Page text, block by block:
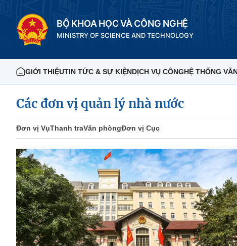
BỘ KHOA HỌC VÀ CÔNG NGHỆ
MINISTRY OF SCIENCE AND TECHNOLOGY
GIỚI THIỆUTIN TỨC & SỰ KIỆNDỊCH VỤ CÔNGHỆ THỐNG
Các đơn vị quản lý nhà nước
Đơn vị VụThanh traVăn phòngĐơn vị Cục